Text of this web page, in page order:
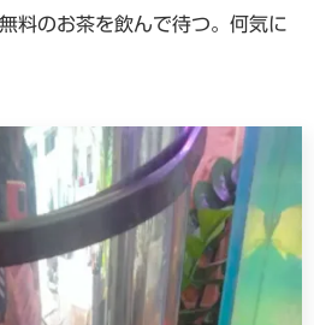
料のお茶を飲んで待つ。何気に